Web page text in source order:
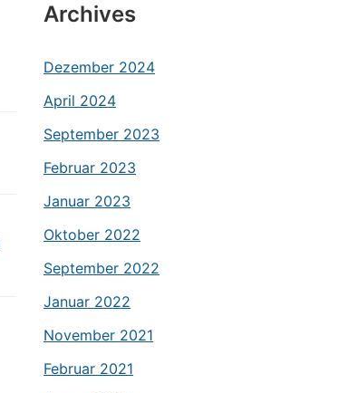
Archives
Dezember 2024
April 2024
September 2023
Februar 2023
Januar 2023
Oktober 2022
September 2022
Januar 2022
November 2021
Februar 2021